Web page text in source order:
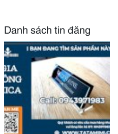
Danh sách tin đăng